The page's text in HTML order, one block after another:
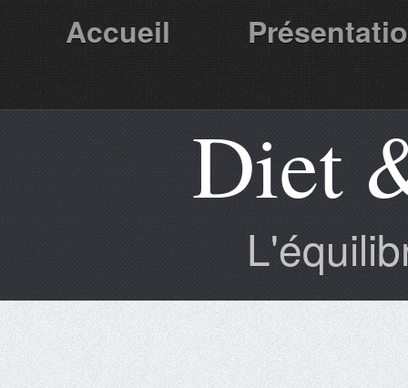
Accueil
Partenaires Diet